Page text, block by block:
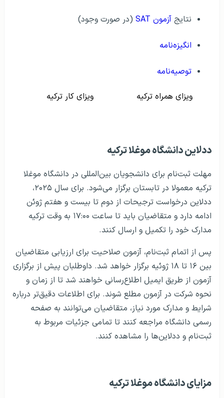
نتایج آزمون SAT (در صورت وجود)
انگیزه‌نامه
توصیه‌نامه
ویزای همراه ترکیه ویزای کار ترکیه
ددلاین دانشگاه موغلا ترکیه
مهلت ثبت‌نام برای دانشجویان بین‌المللی در دانشگاه موغلا
ترکیه معمولا در تابستان برگزار می‌شود. برای سال ۲۰۲۵،
ددلاین درخواست ترجیحات از دوم تا بیست و هفتم ژوئن
ادامه دارد و متقاضیان باید تا ساعت ۱۷:۰۰ به وقت ترکیه
مدارک خود را تکمیل و ارسال کنند.
پس از اتمام ثبت‌نام، آزمون صلاحیت برای ارزیابی متقاضیان
بین ۱۶ تا ۱۸ ژوئیه برگزار خواهد شد. داوطلبان پیش از برگزاری
آزمون از طریق ایمیل اطلاع‌رسانی خواهند شد تا از زمان و
نحوه شرکت در آزمون مطلع شوند. برای اطلاعات دقیق‌تر درباره
شرایط و مدارک مورد نیاز، متقاضیان می‌توانند به صفحه
رسمی دانشگاه مراجعه کنند تا تمامی جزئیات مربوط به
ثبت‌نام و ددلاین‌ها را مشاهده کنند.
مزایای دانشگاه موغلا ترکیه